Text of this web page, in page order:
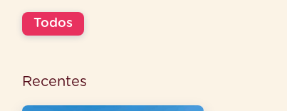
Todos
Recentes